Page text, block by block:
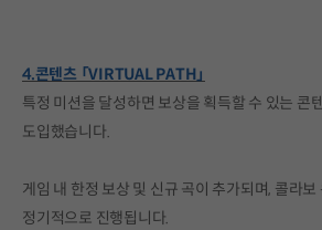
4.콘텐츠 「VIRTUAL PATH」
특정 미션을 달성하면 보상을 획득할 수 있는 콘
도입했습니다.
게임 내 한정 보상 및 신규 곡이 추가되며, 콜라
정기적으로 진행됩니다.